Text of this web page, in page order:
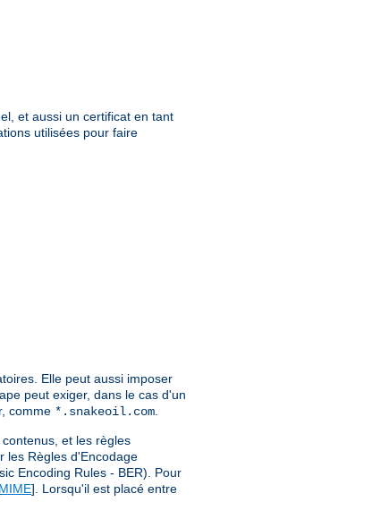
et aussi un certificat en tant
utilisées pour faire
Elle peut aussi imposer
peut exiger, dans le cas d'un
comme *.snakeoil.com
et les règles
les Règles d'Encodage
Encoding Rules - BER). Pour
MIME]. Lorsqu'il est placé entre